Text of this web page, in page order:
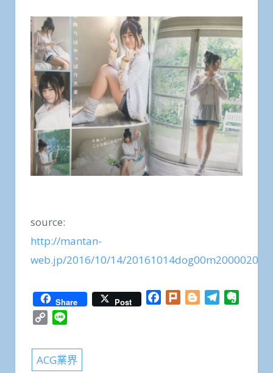
source:
http://mantan-
web.jp/2016/10/14/
Share Post Facebook
Plurk BloggerTelegram
Copy
ACG業界